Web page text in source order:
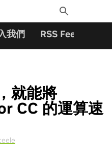
Toggle
Search
我們 RSS Feeds
就能將
CC 的運算速